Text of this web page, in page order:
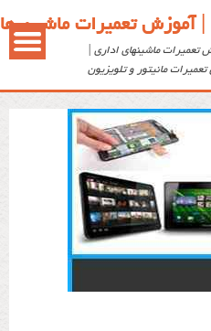
| آموزش تعمیرات ماشین
ماشینهای اداری |
مانیتور و تلویزیون